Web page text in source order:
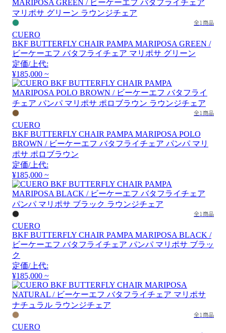
全1商品
CUERO
BKF BUTTERFLY CHAIR PAMPA MARIPOSA GREEN /
ビーケーエフ バタフライチェア マリポサ グリーン
定価/上代:
¥185,000 ~
全1商品
CUERO
BKF BUTTERFLY CHAIR PAMPA MARIPOSA POLO
BROWN / ビーケーエフ バタフライチェア パンパ マリ
ポサ ポロブラウン
定価/上代:
¥185,000 ~
全1商品
CUERO
BKF BUTTERFLY CHAIR PAMPA MARIPOSA BLACK /
ビーケーエフ バタフライチェア パンパ マリポサ ブラッ
ク
定価/上代:
¥185,000 ~
全1商品
CUERO